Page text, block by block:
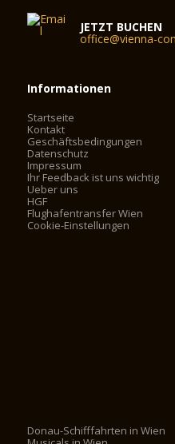
JETZT BUCHEN
office@vienna-
Informationen
Startseite
Kontakt
Geschäftsbedingungen
Datenschutz
Impressum
Ihr Feedback ist uns wichtig
Ueber uns
HGF
Flughafentransfer Wien
Cookie-Einstellungen
Donau-Schifffahrten in Wien